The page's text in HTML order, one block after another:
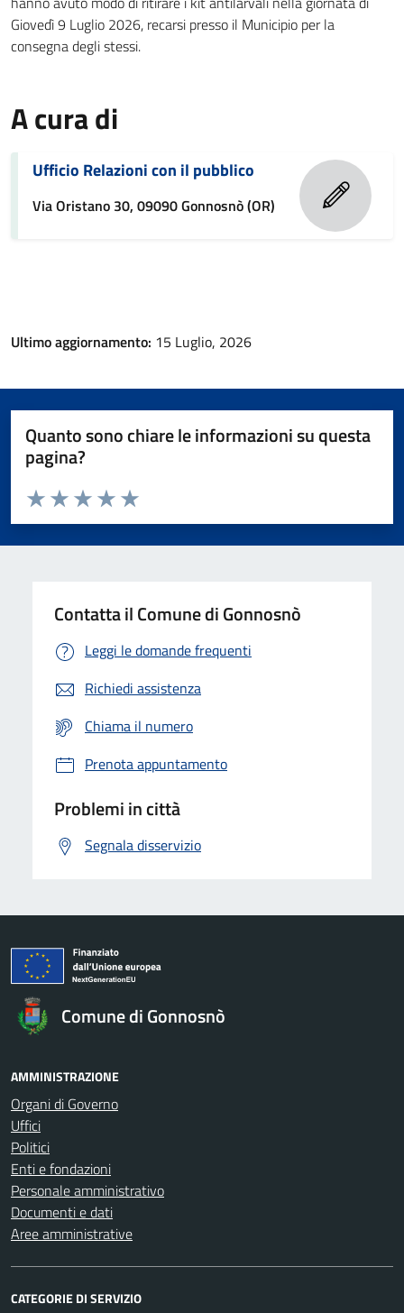
Giovedì 9 Luglio 2026, recarsi presso il Municipio per la
consegna degli stessi.
A cura di
Ufficio Relazioni con il pubblico
Via Oristano 30, 09090 Gonnosnò (OR)
Ultimo aggiornamento: 15 Luglio, 2026
Quanto sono chiare le informazioni su questa
pagina?
Valuta da 1 a 5 stelle la pagina
Valuta 5 stelle su 5
Valuta 4 stelle su 5
Valuta 3 stelle su 5
Valuta 2 stelle su 5
Valuta 1 stelle su 5
Contatta il Comune di Gonnosnò
Leggi le domande frequenti
Richiedi assistenza
Chiama il numero
Prenota appuntamento
Problemi in città
Segnala disservizio
Comune di Gonnosnò
AMMINISTRAZIONE
Organi di Governo
Uffici
Politici
Enti e fondazioni
Personale amministrativo
Documenti e dati
Aree amministrative
CATEGORIE DI SERVIZIO